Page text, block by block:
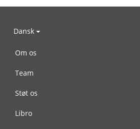
Dansk
Om os
Team
Støt os
Libro